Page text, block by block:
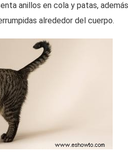
anillos en cola y patas, además
alrededor del cuerpo.